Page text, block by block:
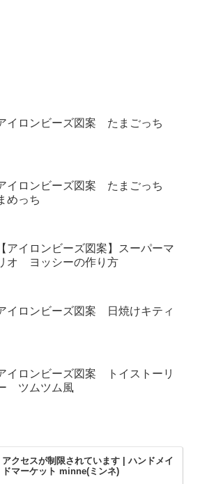
イロンビーズ図案 たまごっち
イロンビーズ図案 たまごっち
めっち
【アイロンビーズ図案】スーパーマ
オ ヨッシーの作り方
イロンビーズ図案 日焼けキティ
イロンビーズ図案 トイストーリ
ツムツム風
アクセスが制限されています | ハンドメイ
ドマーケット minne(ミンネ)